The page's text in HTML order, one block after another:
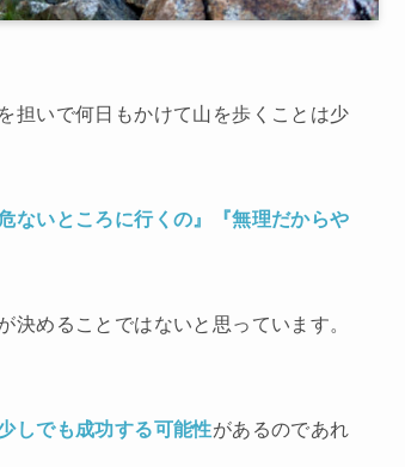
担いで何日もかけて山を歩くことは少
ないところに行くの』『無理だからや
めることではないと思っています。
しでも成功する可能性があるのであれ